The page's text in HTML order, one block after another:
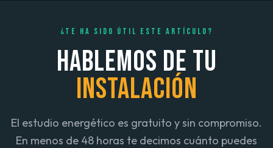
¿TE HA SIDO ÚTIL ESTE ARTÍCULO?
HABLEMOS DE TU
INSTALACIÓN
El estudio energético es gratuito y sin compromiso.
En menos de 48 horas te decimos cuánto puedes